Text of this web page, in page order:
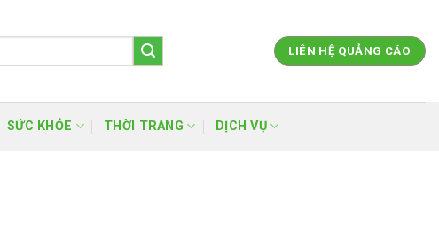
LIÊN HỆ QUẢNG CÁO
SỨC KHỎE THỜI TRANG DỊCH VỤ